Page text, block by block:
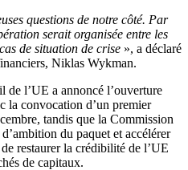
questions de notre côté. Par
serait organisée entre les
de situation de crise », a déclaré
Niklas Wykman.
de l’UE a annoncé l’ouverture
la convocation d’un premier
tandis que la Commission
du paquet et accélérer
restaurer la crédibilité de l’UE
de capitaux.